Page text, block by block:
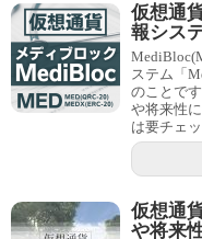
仮想通
報シス
ステム「
のことで
や将来性
は要チェ
仮想通
や将来